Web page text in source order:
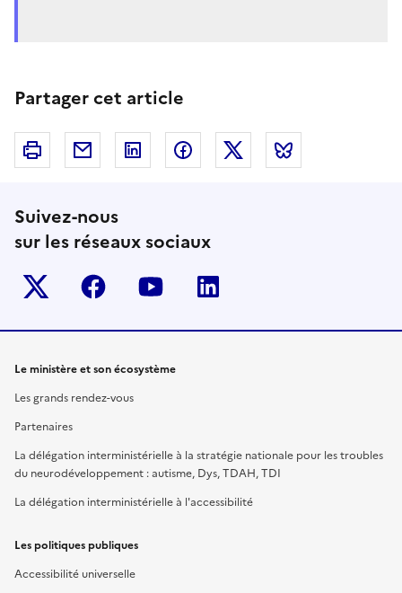
Partager cet article
Imprimer Courriel Linkedin FacebookTwitter
Suivez-nous
sur les réseaux sociaux
Twitter-x facebook youtube
Le ministère et son écosystème
Les grands rendez-vous
Partenaires
La délégation interministérielle à la stratégie nationale pour les troubles
du neurodéveloppement : autisme, Dys, TDAH, TDI
La délégation interministérielle à l'accessibilité
Les politiques publiques
Accessibilité universelle